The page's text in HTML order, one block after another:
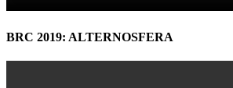
BRC 2019: ALTERNOSFERA